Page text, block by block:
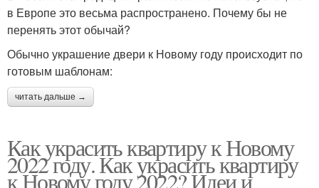
в Европе это весьма распространено. Почему бы не
перенять этот обычай?
Обычно украшение двери к Новому году происходит по
готовым шаблонам:
читать дальше →
Как украсить квартиру к Новому
2022 году. Как украсить квартиру
к Новому году 2022? Идеи и